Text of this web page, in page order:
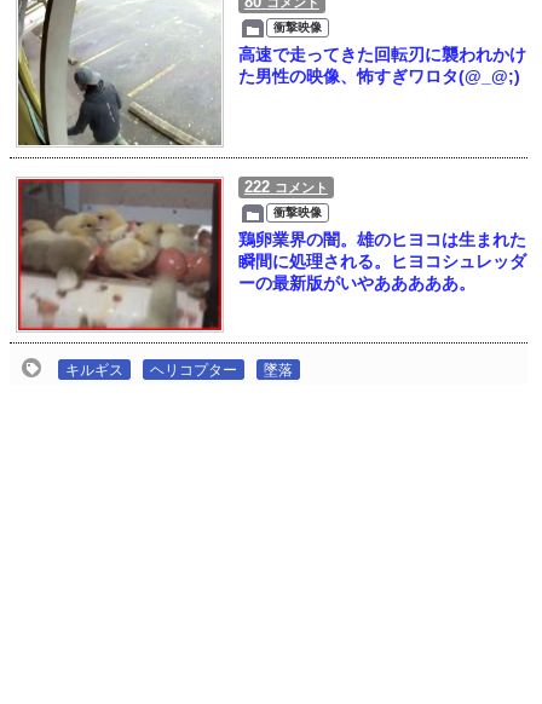
衝撃映像
高速で走ってきた回転刃に襲われかけ
た男性の映像、怖すぎワロタ(@_@;)
222 コメント
衝撃映像
鶏卵業界の闇。雄のヒヨコは生まれた
瞬間に処理される。ヒヨコシュレッダ
ーの最新版がいやあああああ。
キルギス ヘリコプター 墜落